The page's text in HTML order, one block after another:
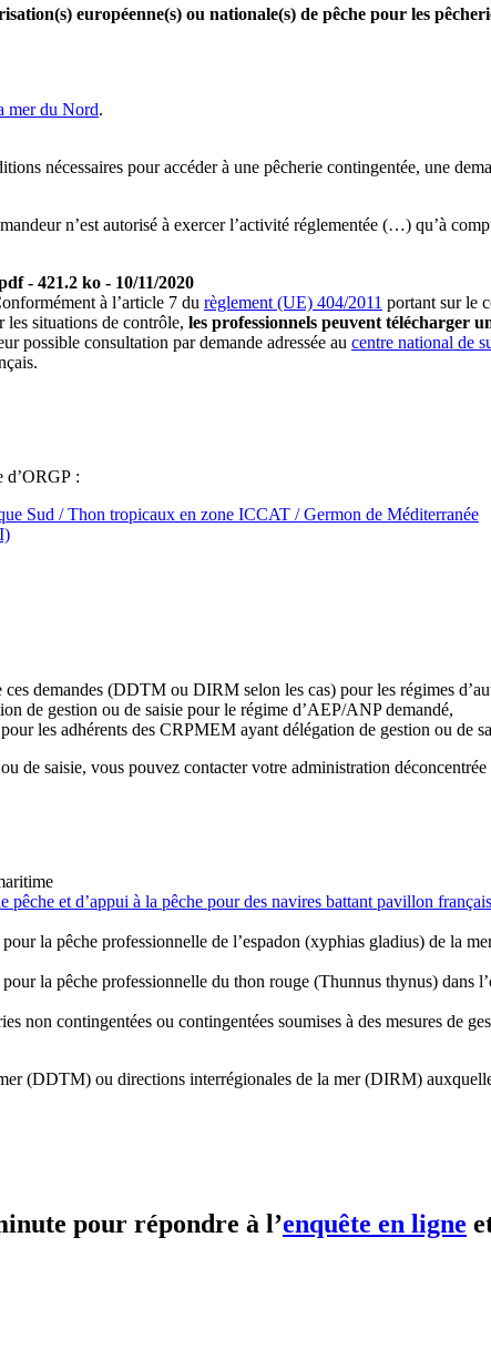
européenne(s) ou nationale(s) de pêche pour les
mer du Nord.
nécessaires pour accéder à une pêcherie contingentée, une
n’est autorisé à exercer l’activité réglementée (…) qu’à
- 421.2 ko - 10/11/2020
à l’article 7 du règlement (UE) 404/2011 portant sur le
situations de contrôle, les professionnels peuvent télécharger
possible consultation par demande adressée au centre national de
d’ORGP :
Sud / Thon tropicaux en zone ICCAT / Germon de Méditerranée
demandes (DDTM ou DIRM selon les cas) pour les régimes
de gestion ou de saisie pour le régime d’AEP/ANP demandé,
les adhérents des CRPMEM ayant délégation de gestion ou de
de saisie, vous pouvez contacter votre administration déconcentrée
et d’appui à la pêche pour des navires battant pavillon
la pêche professionnelle de l’espadon (xyphias gladius) de la
la pêche professionnelle du thon rouge (Thunnus thynus) dans
non contingentées ou contingentées soumises à des mesures de
(DDTM) ou directions interrégionales de la mer (DIRM)
pour répondre à l’enquête en ligne